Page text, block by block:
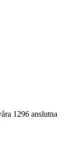
1296 anslutna